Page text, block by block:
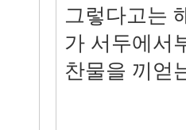
그렇다고는
가 서두에서
찬물을 끼얻